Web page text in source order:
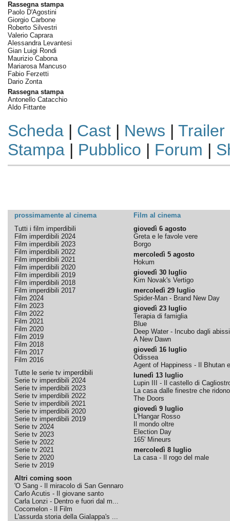
Rassegna stampa
Paolo D'Agostini
Giorgio Carbone
Roberto Silvestri
Valerio Caprara
Alessandra Levantesi
Gian Luigi Rondi
Maurizio Cabona
Mariarosa Mancuso
Fabio Ferzetti
Dario Zonta
Rassegna stampa
Antonello Catacchio
Aldo Fittante
Scheda| Cast| News | Trailer
Stampa| Pubblico | Forum |
prossimamente al cinema
Film al cinema
Tutti i film imperdibili
Film imperdibili 2024
Film imperdibili 2023
Film imperdibili 2022
Film imperdibili 2021
Film imperdibili 2020
Film imperdibili 2019
Film imperdibili 2018
Film imperdibili 2017
Film 2024
Film 2023
Film 2022
Film 2021
Film 2020
Film 2019
Film 2018
Film 2017
Film 2016
Tutte le serie tv imperdibili
Serie tv imperdibili 2024
Serie tv imperdibili 2023
Serie tv imperdibili 2022
Serie tv imperdibili 2021
Serie tv imperdibili 2020
Serie tv imperdibili 2019
Serie tv 2024
Serie tv 2023
Serie tv 2022
Serie tv 2021
Serie tv 2020
Serie tv 2019
Altri coming soon
'O Sang - Il miracolo di San Gennaro
Carlo Acutis - Il giovane santo
Carla Lonzi - Dentro e fuori dal m...
Cocomelon - Il Film
L'assurda storia della Gialappa's ...
giovedì 6 agosto
Greta e le favole vere
Borgo
mercoledì 5 agosto
Hokum
giovedì 30 luglio
Kim Novak's Vertigo
mercoledì 29 luglio
Spider-Man - Brand New Day
giovedì 23 luglio
Terapia di famiglia
Blue
Deep Water - Incubo dagli abissi
A New Dawn
giovedì 16 luglio
Odissea
Agent of Happiness - Il Bhutan
lunedì 13 luglio
Lupin III - Il castello di
La casa dalle finestre che ridono
The Doors
giovedì 9 luglio
L'Hangar Rosso
Il mondo oltre
Election Day
165' Mineurs
mercoledì 8 luglio
La casa - Il rogo del male